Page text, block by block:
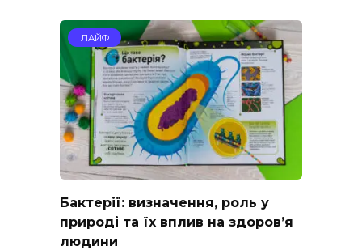
ЛАЙФ
Бактерії: визначення, роль у
природі та їх вплив на здоров’я
людини